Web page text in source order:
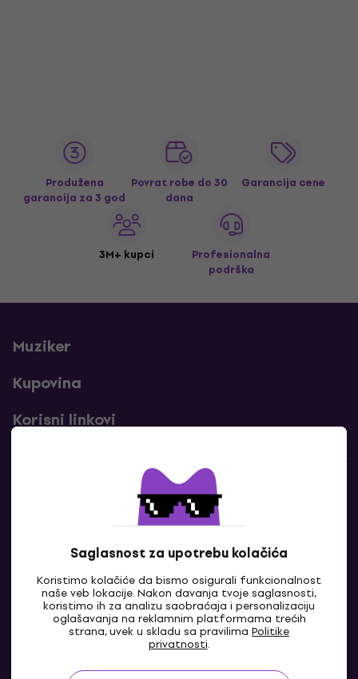
Saglasnost za upotrebu kolačića
Koristimo kolačiće da bismo osigurali funkcionalnost
naše veb lokacije. Nakon davanja tvoje saglasnosti,
koristimo ih za analizu saobraćaja i personalizaciju
oglašavanja na reklamnim platformama trećih
strana, uvek u skladu sa pravilima Politike
privatnosti.
Produžena
garancija za 3 god
Povrat robe do 30
dana
Garancija cene
3M+ kupci
Profesionalna
podrška
Muziker
Kupovina
Korisni linkovi
Kontakti
Kontaktiraj nas